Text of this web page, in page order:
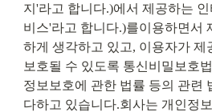
지'라고 합니다.)에서 제공하는
비스'라고 합니다.)를이용하면서
하게 생각하고 있고, 이용자가 제
보호될 수 있도록 통신비밀보호
정보보호에 관한 법률 등의 관련
다하고 있습니다.회사는 개인정